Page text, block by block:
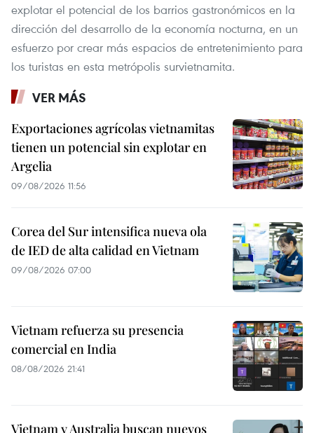
explotar el potencial de los barrios gastronómicos en la
dirección del desarrollo de la economía nocturna, en un
esfuerzo por crear más espacios de entretenimiento para
los turistas en esta metrópolis survietnamita.
VER MÁS
Exportaciones agrícolas vietnamitas
tienen un potencial sin explotar en
Argelia
09/08/2026 11:56
Corea del Sur intensifica nueva ola
de IED de alta calidad en Vietnam
09/08/2026 07:00
Vietnam refuerza su presencia
comercial en India
08/08/2026 21:41
Vietnam y Australia buscan nuevos